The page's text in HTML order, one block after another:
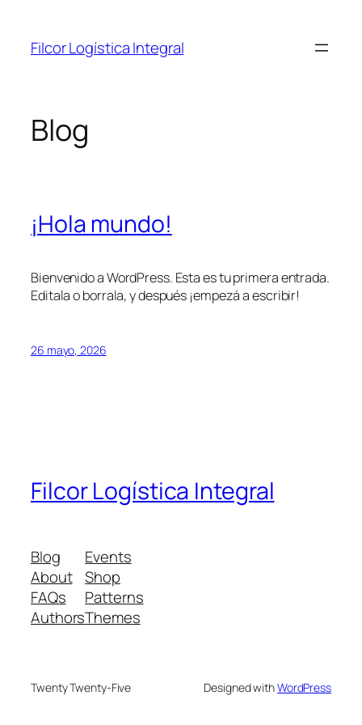
contenido
Filcor Logística Integral
Blog
¡Hola mundo!
Bienvenido a WordPress. Esta es tu primera entrada.
Editala o borrala, y después ¡empezá a escribir!
26 mayo, 2026
Filcor Logística Integral
Blog
About
FAQs
Authors
Events
Shop
Patterns
Themes
Twenty Twenty-Five Designed withWordPress